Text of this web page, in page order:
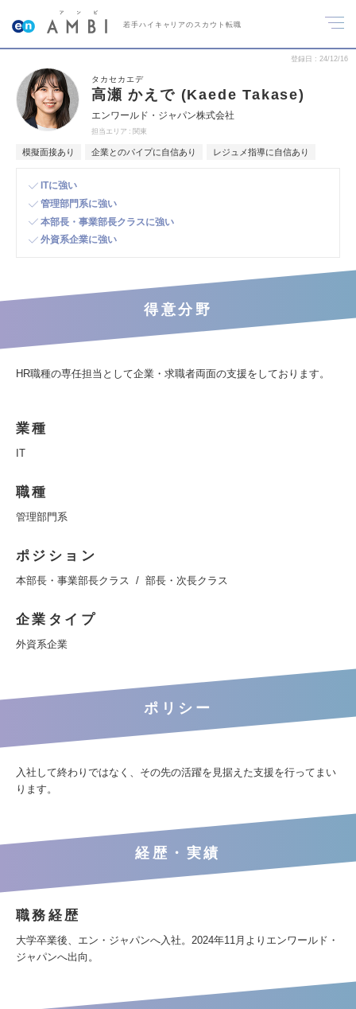
若手ハイキャリアのスカウト転職
登録日 24/12/16
タカセカエデ
高瀬 かえで (Kaede Takase)
エンワールド・ジャパン株式会社
担当エリア 関東
模擬面接あり 企業とのパイプに自信あり レジュメ指導に自信あり
ITに強い
管理部門系に強い
本部長・事業部長クラスに強い
外資系企業に強い
得意分野
HR職種の専任担当として企業・求職者両面の支援をしております。
業種
IT
職種
管理部門系
ポジション
本部長・事業部長クラス 部長・次長クラス
企業タイプ
外資系企業
ポリシー
入社して終わりではなく、その先の活躍を見据えた支援を行ってまい
ります。
経歴・実績
職務経歴
大学卒業後、エン・ジャパンへ入社。2024年11月よりエンワールド・
ジャパンへ出向。